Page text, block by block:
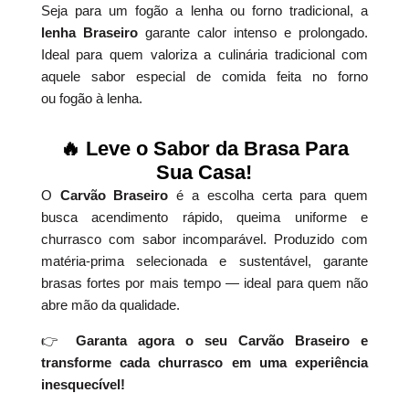
Seja para um fogão a lenha ou forno tradicional, a
lenha Braseirogarante calor intenso e prolongado.
Ideal para quem valoriza a culinária tradicional com
aquele sabor especial de comida feita no forno
ou fogão à lenha.
🔥 Leve o Sabor da Brasa Para
Sua Casa!
O Carvão Braseiro é a escolha certa para quem
busca acendimento rápido, queima uniforme e
churrasco com sabor incomparável. Produzido com
matéria-prima selecionada e sustentável, garante
brasas fortes por mais tempo — ideal para quem não
abre mão da qualidade.
👉
Garanta agora o seu Carvão Braseiro e
transforme cada churrasco em uma experiência
inesquecível!